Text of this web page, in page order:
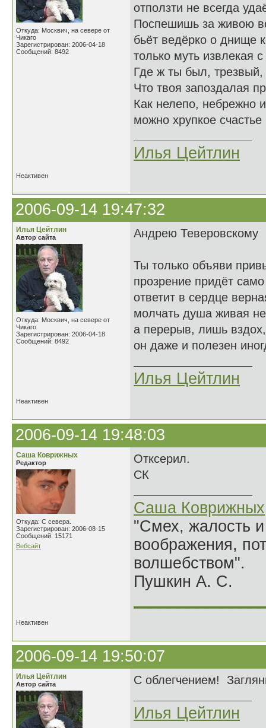
Откуда: Москвич, на севере от
Чикаго
Зарегистрирован: 2006-04-18
Сообщений: 8492
отползти не всегда
Поспешишь за живою
бьёт ведёрко о днище
только муть извлекая
Где ж ты был,
Что твоя запоздалая
Как нелепо, небрежно
можно хрупкое счастье
Илья Цейтлин
Неактивен
2006-09-14 19:47:32
Илья Цейтлин
Автор сайта
Откуда: Москвич, на севере от
Чикаго
Зарегистрирован: 2006-04-18
Сообщений: 8492
Андрею Теверовскому
Ты только объяви
прозрение придёт
ответит в сердце
молчать душа живая
а перерыв, лишь
он даже и полезен
Илья Цейтлин
Неактивен
2006-09-14 19:48:03
Саша Коврижных
Редактор
Откуда: С севера.
Зарегистрирован: 2006-08-15
Сообщений: 15171
Вебсайт
Отксерил.
СК
Саша Коврижных
"Смех, жалость
воображения,
волшебством".
Пушкин А. С.
Неактивен
2006-09-14 19:50:07
Илья Цейтлин
Автор сайта С облегчением!
Илья Цейтлин